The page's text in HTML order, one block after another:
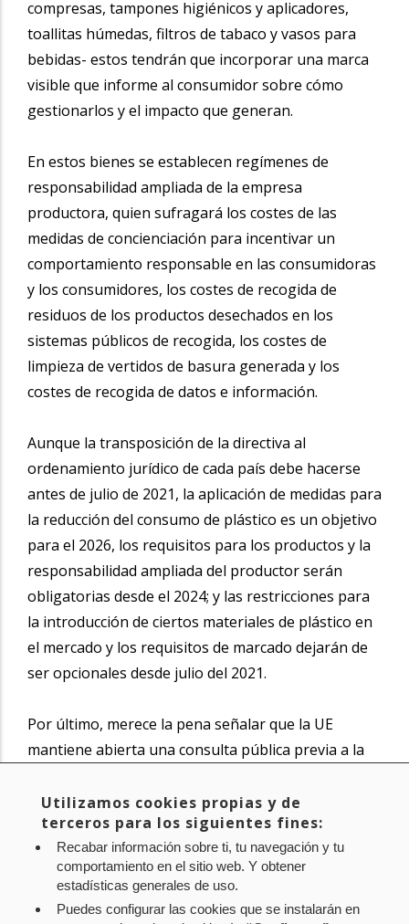
compresas, tampones higiénicos y aplicadores,
toallitas húmedas, filtros de tabaco y vasos para
bebidas- estos tendrán que incorporar una marca
visible que informe al consumidor sobre cómo
gestionarlos y el impacto que generan.
En estos bienes se establecen regímenes de
responsabilidad ampliada de la empresa
productora, quien sufragará los costes de las
medidas de concienciación para incentivar un
comportamiento responsable en las consumidoras
y los consumidores, los costes de recogida de
residuos de los productos desechados en los
sistemas públicos de recogida, los costes de
limpieza de vertidos de basura generada y los
costes de recogida de datos e información.
Aunque la transposición de la directiva al
ordenamiento jurídico de cada país debe hacerse
antes de julio de 2021, la aplicación de medidas para
la reducción del consumo de plástico es un objetivo
para el 2026, los requisitos para los productos y la
responsabilidad ampliada del productor serán
obligatorias desde el 2024; y las restricciones para
la introducción de ciertos materiales de plástico en
el mercado y los requisitos de marcado dejarán de
ser opcionales desde julio del 2021.
Por último, merece la pena señalar que la UE
mantiene abierta una consulta pública previa a la
julioa la que se puede acceder desde laweb del
Ministerio para la Transición Ecológica.
Compartir
Utilizamos cookies propias y de
terceros para los siguientes fines:
Recabar información sobre ti, tu navegación y tu
comportamiento en el sitio web. Y obtener
estadísticas generales de uso.
Puedes configurar las cookies que se instalarán en